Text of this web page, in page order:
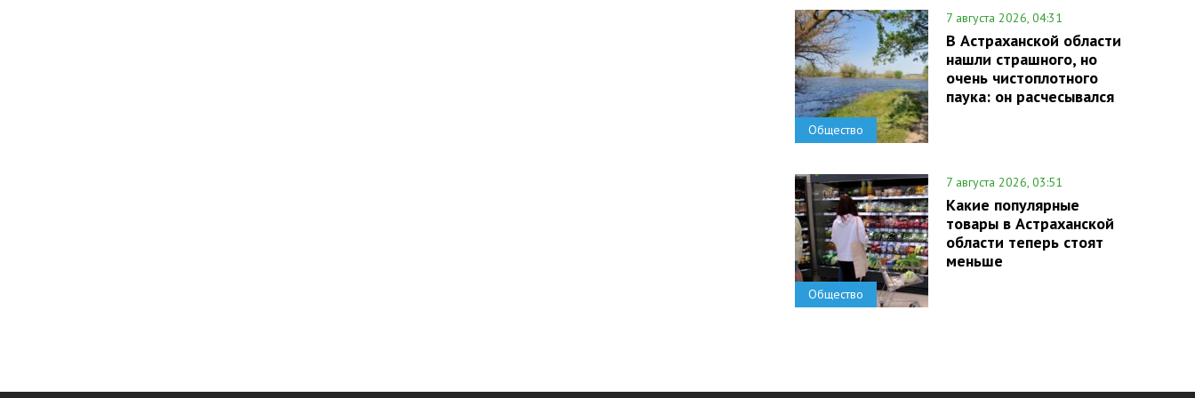
Общество
7 августа 2026, 04:31
В Астраханской области
нашли страшного, но
очень чистоплотного
паука: он расчесывался
Общество
7 августа 2026, 03:51
Какие популярные
товары в Астраханской
области теперь стоят
меньше